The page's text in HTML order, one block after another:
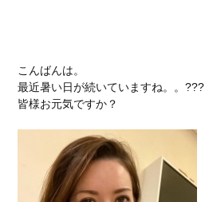
こんばんは。
最近暑い日が続いていますね。。???
皆様お元気ですか？